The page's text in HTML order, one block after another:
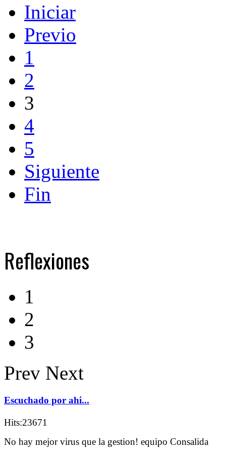
Iniciar
Previo
1
2
3
4
5
Siguiente
Fin
Reflexiones
1
2
3
Prev Next
Escuchado por ahi...
Hits:23671
No hay mejor virus que la gestion! equipo Consalida